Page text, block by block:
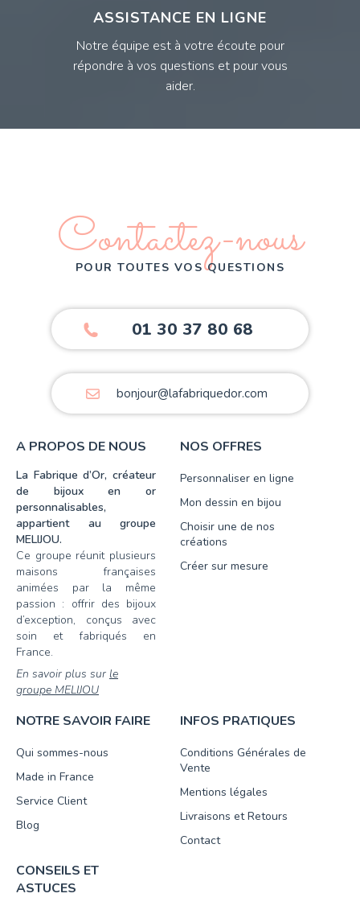
ASSISTANCE EN LIGNE
Notre équipe est à votre écoute pour
répondre à vos questions et pour vous
aider.
Contactez-nous
POUR TOUTES VOS QUESTIONS
01 30 37 80 68
bonjour@lafabriquedor.com
A PROPOS DE NOUS
La Fabrique d’Or, créateur
de bijoux en or
personnalisables,
appartient au groupe
MELIJOU.
Ce groupe réunit plusieurs
maisons françaises
animées par la même
passion : offrir des bijoux
d’exception, conçus avec
soin et fabriqués en
France.
En savoir plus sur le
groupe MELIJOU
NOS OFFRES
Personnaliser en ligne
Mon dessin en bijou
Choisir une de nos
créations
Créer sur mesure
NOTRE SAVOIR FAIRE
Qui sommes-nous
Made in France
Service Client
Blog
INFOS PRATIQUES
Conditions Générales de
Vente
Mentions légales
Livraisons et Retours
Contact
CONSEILS ET
ASTUCES